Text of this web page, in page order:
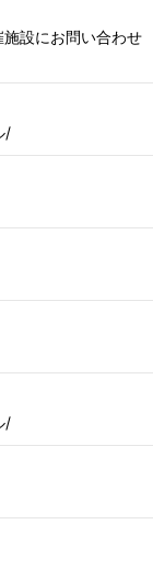
設にお問い合わせ
/
/